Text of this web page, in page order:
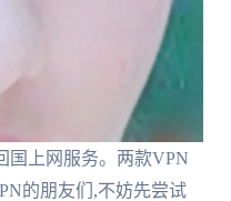
国上网服务。两款VPN
的朋友们,不妨先尝试